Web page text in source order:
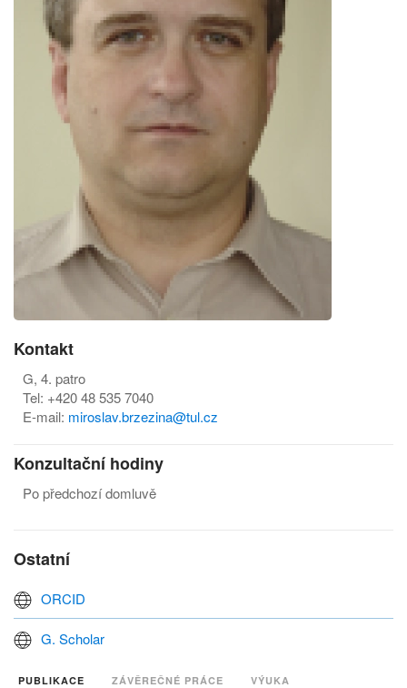
Kontakt
G, 4. patro
Tel: +420 48 535 7040
E-mail: miroslav.brzezina@tul.cz
Konzultační hodiny
Po předchozí domluvě
Ostatní
ORCID
G. Scholar
PUBLIKACE ZÁVĚREČNÉ PRÁCE VÝUKA